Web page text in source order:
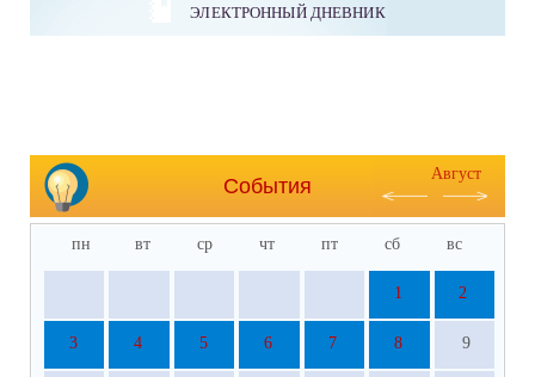
ЭЛЕКТРОННЫЙ ДНЕВНИК
События
Август
пн вт ср чт пт сб вс
1 2
3 4 5 6 7 8 9